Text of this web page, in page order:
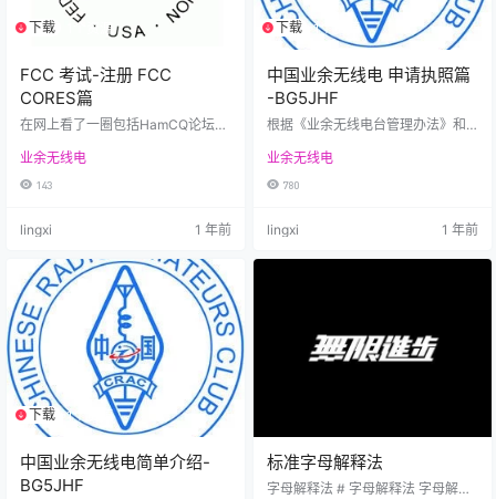
下载 1个资源
FCC 考试-注册 FCC
CORES篇
在网上看了一圈包括HamCQ论坛也
来给你捋捋吧 首先需要准备的东西
1.我们要知道FCC CORES 的网址：
测： 注册cores时可以用美国国外的
填美国邮寄地址。而且亲测这个地
址可以随便填一个(我自己就是随便
填的)，只要地址在usps数据库中就
可以。 3.一个美国的…
业余无线电
143
lingxi 1 年前
下载 1个资源
中国业余无线电 申请执照篇
-BG5JHF
根据《业余无线电台管理办法》和
请材料 在开始填写申请表前，请确
保准备好以下材料： 基本材料（所
证均可） 身份证明文件（中国公民
业余无线电
780
lingxi 1 年前
下载 1个资源
中国业余无线电简单介绍-
BG5JHF
标准字母解释法
字母解释法 # 字母解释法 字母解释